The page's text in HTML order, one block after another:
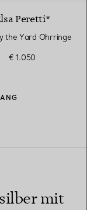
Peretti®
the Yard Ohrringe
€ 1.050
mit